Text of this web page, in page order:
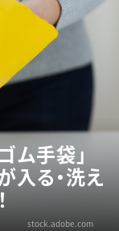
ム手袋」
入る・洗え
stock.adobe.com